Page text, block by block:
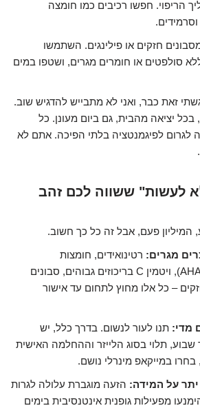
הריפוי. חפשו רכיבים כמו חומצה
וסרמידים.
חזקים או פילינגים. השתמשו
סולפטים או חומרים מגרים, ושטפו במים
זאת כבר, ואני לא מתבייש להדגיש שוב.
בכל יציאה מהבית, גם ביום מעונן. כל
לפיגמנטציה בלתי הפיכה. אתם לא
המיליון פעם, אבל זה כל כך חשוב.
מגרים: רטינואידים, חומצות
אלפא-הידרוקסיות (AHA), ויטמין C בריכוזים גבוהים, סבונים
– כל אלו מחוץ לתחום עד אישור
מדי: תנו לעור לנשום. בדרך כלל, יש
תלוי בסוג הלייזר וההחלמה האישית
במייקאפ מינרלי נושם.
על המידה: הזעה מוגברת עלולה לגרות
מפעילות גופנית אינטנסיבית בימים